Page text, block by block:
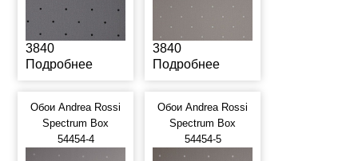
3840
Подробнее
3840
Подробнее
Обои Andrea Rossi
Spectrum Box
54454-4
Обои Andrea Rossi
Spectrum Box
54454-5